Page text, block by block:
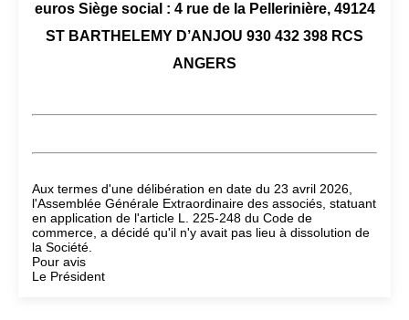
euros Siège social : 4 rue de la Pellerinière, 49124
ST BARTHELEMY D’ANJOU 930 432 398 RCS
ANGERS
Aux termes d'une délibération en date du 23 avril 2026,
l'Assemblée Générale Extraordinaire des associés, statuant
en application de l'article L. 225-248 du Code de
commerce, a décidé qu'il n'y avait pas lieu à dissolution de
la Société.
Pour avis
Le Président